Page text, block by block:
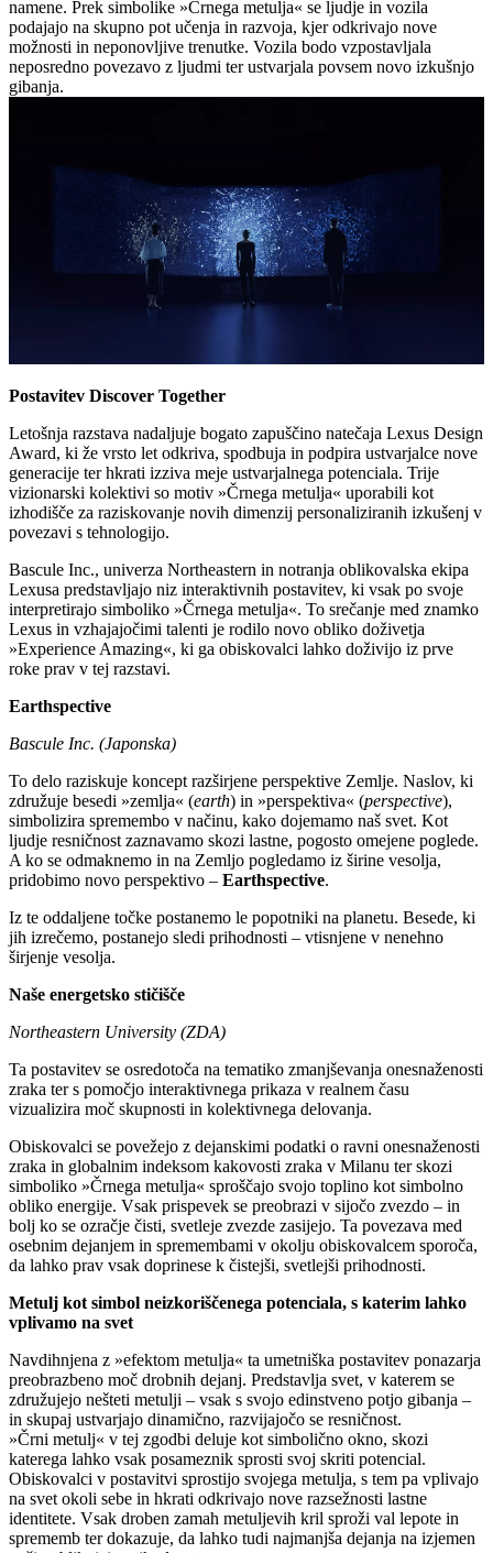
namene. Prek simbolike »Črnega metulja« se ljudje in vozila
podajajo na skupno pot učenja in razvoja, kjer odkrivajo nove
možnosti in neponovljive trenutke. Vozila bodo vzpostavljala
neposredno povezavo z ljudmi ter ustvarjala povsem novo izkušnjo
gibanja.
Postavitev Discover Together
Letošnja razstava nadaljuje bogato zapuščino natečaja Lexus Design
Award, ki že vrsto let odkriva, spodbuja in podpira ustvarjalce nove
generacije ter hkrati izziva meje ustvarjalnega potenciala. Trije
vizionarski kolektivi so motiv »Črnega metulja« uporabili kot
izhodišče za raziskovanje novih dimenzij personaliziranih izkušenj v
povezavi s tehnologijo.
Bascule Inc., univerza Northeastern in notranja oblikovalska ekipa
Lexusa predstavljajo niz interaktivnih postavitev, ki vsak po svoje
interpretirajo simboliko »Črnega metulja«. To srečanje med znamko
Lexus in vzhajajočimi talenti je rodilo novo obliko doživetja
»Experience Amazing«, ki ga obiskovalci lahko doživijo iz prve
roke prav v tej razstavi.
Earthspective
Bascule Inc. (Japonska)
To delo raziskuje koncept razširjene perspektive Zemlje. Naslov, ki
združuje besedi »zemlja« (earth) in »perspektiva« (perspective),
simbolizira spremembo v načinu, kako dojemamo naš svet. Kot
ljudje resničnost zaznavamo skozi lastne, pogosto omejene poglede.
A ko se odmaknemo in na Zemljo pogledamo iz širine vesolja,
pridobimo novo perspektivo – Earthspective.
Iz te oddaljene točke postanemo le popotniki na planetu. Besede, ki
jih izrečemo, postanejo sledi prihodnosti – vtisnjene v nenehno
širjenje vesolja.
Naše energetsko stičišče
Northeastern University (ZDA)
Ta postavitev se osredotoča na tematiko zmanjševanja onesnaženosti
zraka ter s pomočjo interaktivnega prikaza v realnem času
vizualizira moč skupnosti in kolektivnega delovanja.
Obiskovalci se povežejo z dejanskimi podatki o ravni onesnaženosti
zraka in globalnim indeksom kakovosti zraka v Milanu ter skozi
simboliko »Črnega metulja« sproščajo svojo toplino kot simbolno
obliko energije. Vsak prispevek se preobrazi v sijočo zvezdo – in
bolj ko se ozračje čisti, svetleje zvezde zasijejo. Ta povezava med
osebnim dejanjem in spremembami v okolju obiskovalcem sporoča,
da lahko prav vsak doprinese k čistejši, svetlejši prihodnosti.
Metulj kot simbol neizkoriščenega potenciala, s katerim lahko
vplivamo na svet
Navdihnjena z »efektom metulja« ta umetniška postavitev ponazarja
preobrazbeno moč drobnih dejanj. Predstavlja svet, v katerem se
združujejo nešteti metulji – vsak s svojo edinstveno potjo gibanja –
in skupaj ustvarjajo dinamično, razvijajočo se resničnost.
»Črni metulj« v tej zgodbi deluje kot simbolično okno, skozi
katerega lahko vsak posameznik sprosti svoj skriti potencial.
Obiskovalci v postavitvi sprostijo svojega metulja, s tem pa vplivajo
na svet okoli sebe in hkrati odkrivajo nove razsežnosti lastne
identitete. Vsak droben zamah metuljevih kril sproži val lepote in
sprememb ter dokazuje, da lahko tudi najmanjša dejanja na izjemen